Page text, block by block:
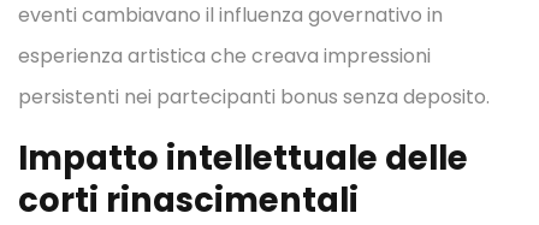
eventi cambiavano il influenza governativo in
esperienza artistica che creava impressioni
persistenti nei partecipanti bonus senza deposito.
Impatto intellettuale delle
corti rinascimentali